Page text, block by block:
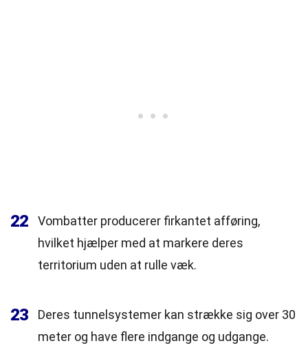
22
Vombatter producerer firkantet afføring,
hvilket hjælper med at markere deres
territorium uden at rulle væk.
23
Deres tunnelsystemer kan strække sig over 30
meter og have flere indgange og udgange.